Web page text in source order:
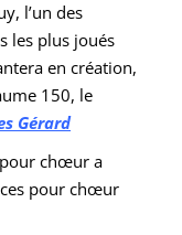
l’un des
les plus joués
en création,
150, le
Gérard
chœur a
pour chœur